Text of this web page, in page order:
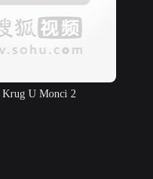
Krug U Monci 2